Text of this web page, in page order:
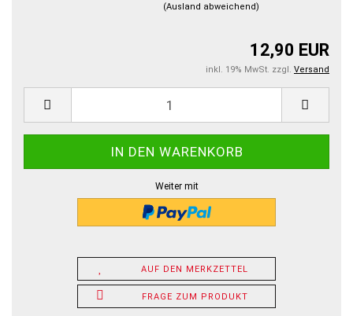
(Ausland abweichend)
12,90 EUR
inkl. 19% MwSt. zzgl. Versand
Weiter mit
AUF DEN MERKZETTEL
FRAGE ZUM PRODUKT